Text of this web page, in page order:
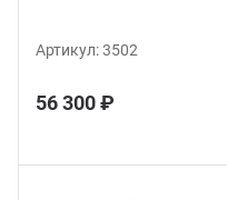
Артикул:3502
56 300 ₽